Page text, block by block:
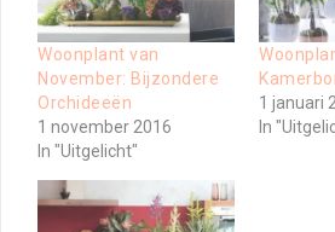
Woonplant van
November: Bijzondere
Orchideeën
1 november 2016
In "Uitgelicht"
1 januari
In